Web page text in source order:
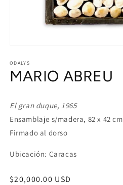
1
in
modal
ODALYS
MARIO ABREU
El gran duque, 1965
Ensamblaje s/madera, 82 x 42 cm
Firmado al dorso
Ubicación: Caracas
Regular
$20,000.00 USD